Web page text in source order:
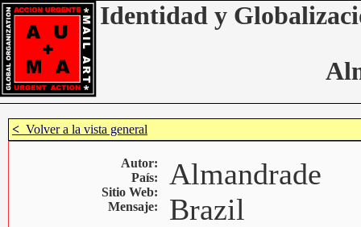
Identidad y
< Volver a la vista general
Autor:
País:
Sitio Web:
Mensaje:
Almandrade
Brazil